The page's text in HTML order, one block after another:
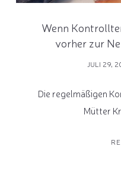
Wenn
vorher zur
JULI 29,
Die regelmäßigen
Mütter